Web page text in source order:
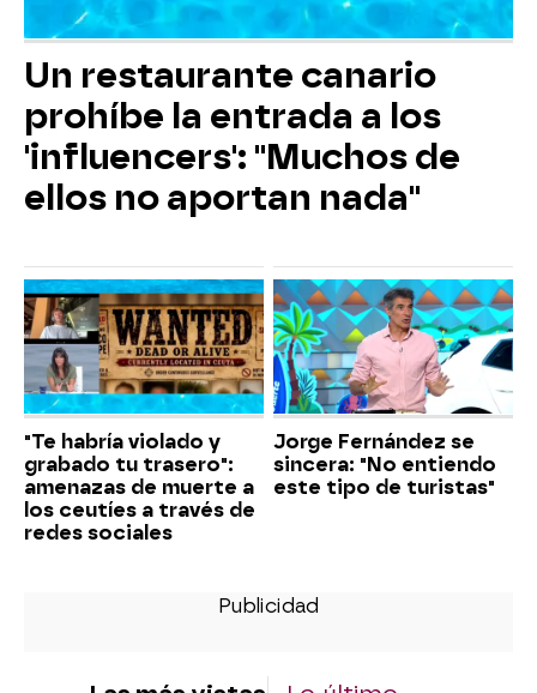
Un restaurante canario
prohíbe la entrada a los
'influencers': "Muchos de
ellos no aportan nada"
"Te habría violado y
grabado tu trasero":
amenazas de muerte a
los ceutíes a través de
redes sociales
Jorge Fernández se
sincera: "No entiendo
este tipo de turistas"